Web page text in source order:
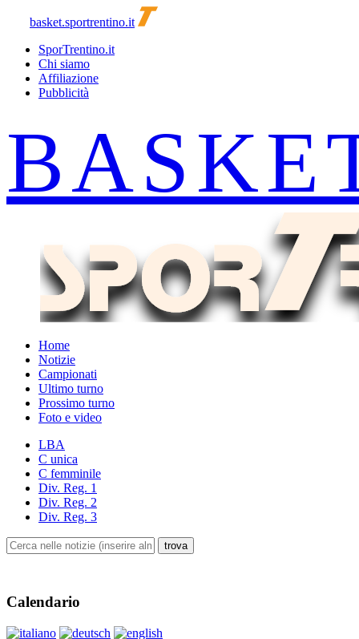
basket.sportrentino.it
SporTrentino.it
Chi siamo
Affiliazione
Pubblicità
Home
Notizie
Campionati
Ultimo turno
Prossimo turno
Foto e video
LBA
C unica
C femminile
Div. Reg. 1
Div. Reg. 2
Div. Reg. 3
Calendario